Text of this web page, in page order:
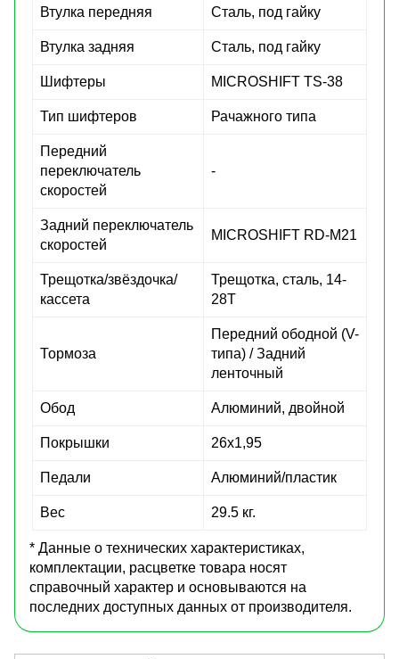
Втулка передняя Сталь, под гайку
Втулка задняя Сталь, под гайку
Шифтеры MICROSHIFT TS-38
Тип шифтеров Рачажного типа
Передний
переключатель
скоростей
-
Задний переключатель
скоростей
MICROSHIFT RD-M21
Трещотка/звёздочка/
кассета
Трещотка, сталь, 14-
28Т
Тормоза
Передний ободной (V-
типа) / Задний
ленточный
Обод Алюминий, двойной
Покрышки 26x1,95
Педали Алюминий/пластик
Вес 29.5 кг.
* Данные о технических характеристиках,
комплектации, расцветке товара носят
справочный характер и основываются на
последних доступных данных от производителя.